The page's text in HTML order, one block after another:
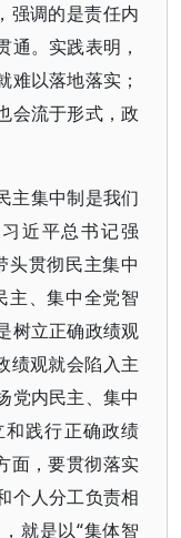
强调的是责任内
通。实践表明，
难以落地落实；
会流于形式，政
主集中制是我们
近平总书记强
头贯彻民主集中
主、集中全党智
树立正确政绩观
绩观就会陷入主
党内民主、集中
和践行正确政绩
面，要贯彻落实
个人分工负责相
就是以“集体智